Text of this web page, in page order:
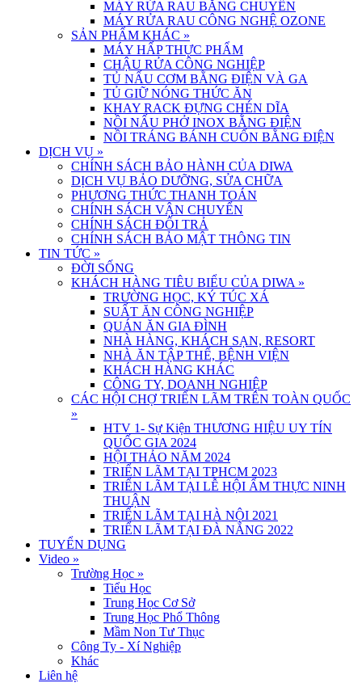
MÁY RỬA RAU BĂNG CHUYỀN
MÁY RỬA RAU CÔNG NGHỆ OZONE
SẢN PHẨM KHÁC »
MÁY HẤP THỰC PHẨM
CHẬU RỬA CÔNG NGHIỆP
TỦ NẤU CƠM BẰNG ĐIỆN VÀ GA
TỦ GIỮ NÓNG THỨC ĂN
KHAY RACK ĐỰNG CHÉN DĨA
NỒI NẤU PHỞ INOX BẰNG ĐIỆN
NỒI TRÁNG BÁNH CUỐN BẰNG ĐIỆN
DỊCH VỤ »
CHÍNH SÁCH BẢO HÀNH CỦA DIWA
DỊCH VỤ BẢO DƯỠNG, SỬA CHỮA
PHƯƠNG THỨC THANH TOÁN
CHÍNH SÁCH VẬN CHUYỂN
CHÍNH SÁCH ĐỔI TRẢ
CHÍNH SÁCH BẢO MẬT THÔNG TIN
TIN TỨC »
ĐỜI SỐNG
KHÁCH HÀNG TIÊU BIỂU CỦA DIWA »
TRƯỜNG HỌC, KÝ TÚC XÁ
SUẤT ĂN CÔNG NGHIỆP
QUÁN ĂN GIA ĐÌNH
NHÀ HÀNG, KHÁCH SẠN, RESORT
NHÀ ĂN TẬP THỂ, BỆNH VIỆN
KHÁCH HÀNG KHÁC
CÔNG TY, DOANH NGHIỆP
CÁC HỘI CHỢ TRIỂN LÃM TRÊN TOÀN QUỐC
»
HTV 1- Sự Kiện THƯƠNG HIỆU UY TÍN
QUỐC GIA 2024
HỘI THẢO NĂM 2024
TRIỂN LÃM TẠI TPHCM 2023
TRIỂN LÃM TẠI LỄ HỘI ẨM THỰC NINH
THUẬN
TRIỂN LÃM TẠI HÀ NỘI 2021
TRIỂN LÃM TẠI ĐÀ NẴNG 2022
TUYỂN DỤNG
Video »
Trường Học »
Tiểu Học
Trung Học Cơ Sở
Trung Học Phổ Thông
Mầm Non Tư Thục
Công Ty - Xí Nghiệp
Khác
Liên hệ